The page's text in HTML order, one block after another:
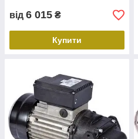
від 6 015 ₴
Купити